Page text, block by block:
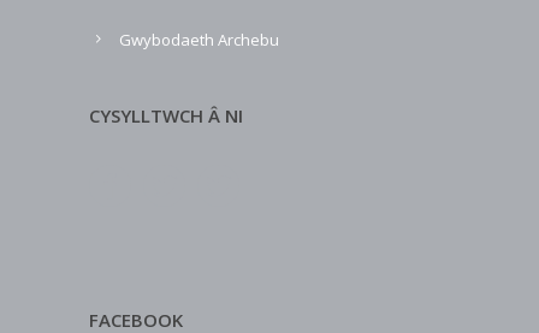
Gwybodaeth Archebu
CYSYLLTWCH Â NI
FACEBOOK